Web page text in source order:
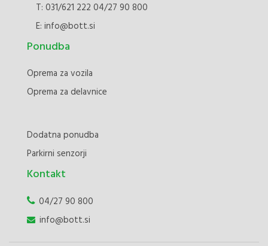
T: 031/621 222 04/27 90 800
E: info@bott.si
Ponudba
Oprema za vozila
Oprema za delavnice
Dodatna ponudba
Parkirni senzorji
Kontakt
04/27 90 800
info@bott.si